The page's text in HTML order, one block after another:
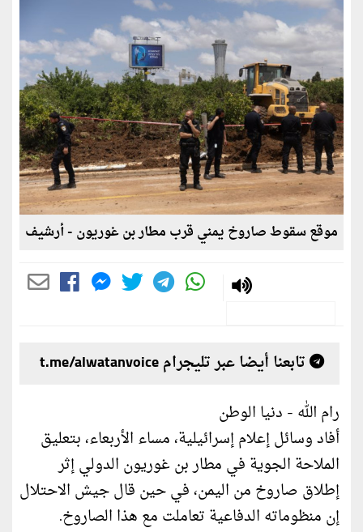
موقع سقوط صاروخ يمني قرب مطار بن غوريون - أرشيف
تابعنا أيضا عبر تليجرام t.me/alwatanvoice
رام الله - دنيا الوطن
أفاد وسائل إعلام إسرائيلية، مساء الأربعاء، بتعليق
الملاحة الجوية في مطار بن غوريون الدولي إثر
إطلاق صاروخ من اليمن، في حين قال جيش الاحتلال
إن منظوماته الدفاعية تعاملت مع هذا الصاروخ.